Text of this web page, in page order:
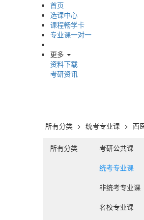
首页
选课中心
课程畅学卡
专业课一对一
更多
资料下载
考研资讯
所有分类 > 统考专业课 > 西
所有分类
考研公共课
统考专业课
非统考专业课
名校专业课